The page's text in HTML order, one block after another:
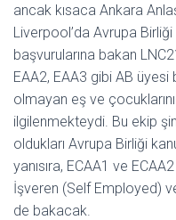
ancak kısaca Ankara
Liverpool’da Avrupa
başvurularına bakan
EAA2, EAA3 gibi AB üyesi
olmayan eş ve
ilgilenmekteydi. Bu ekip
oldukları Avrupa Birliği
yanısıra, ECAA1 ve
İşveren (Self Employed)
de bakacak.